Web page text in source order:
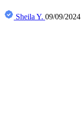
Sheila Y. 09/09/2024